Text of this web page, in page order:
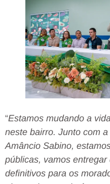
“Estamos mudando a
neste bairro. Junto com
Amâncio Sabino,
públicas, vamos
definitivos para os